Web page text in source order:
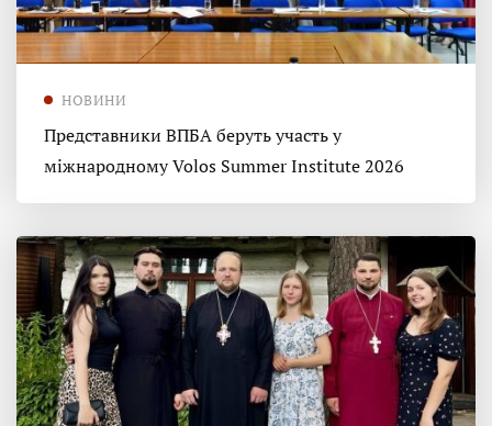
НОВИНИ
Представники ВПБА беруть участь у
міжнародному Volos Summer Institute 2026